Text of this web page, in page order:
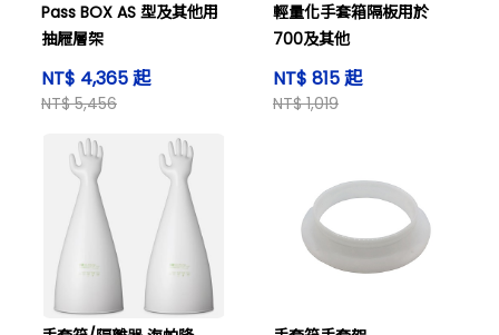
Pass BOX AS 型及其他用
抽屜層架
NT$ 4,365 起
NT$ 5,456
輕量化手套箱隔板用於
700及其他
NT$ 815 起
NT$ 1,019